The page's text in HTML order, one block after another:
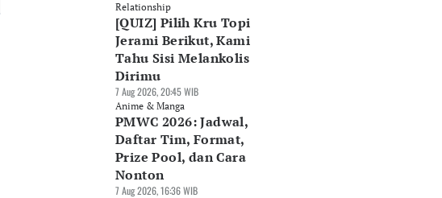
Relationship
[QUIZ] Pilih Kru Topi
Jerami Berikut, Kami
Tahu Sisi Melankolis
Dirimu
7 Aug 2026, 20:45 WIB
Anime & Manga
PMWC 2026: Jadwal,
Daftar Tim, Format,
Prize Pool, dan Cara
Nonton
7 Aug 2026, 16:36 WIB